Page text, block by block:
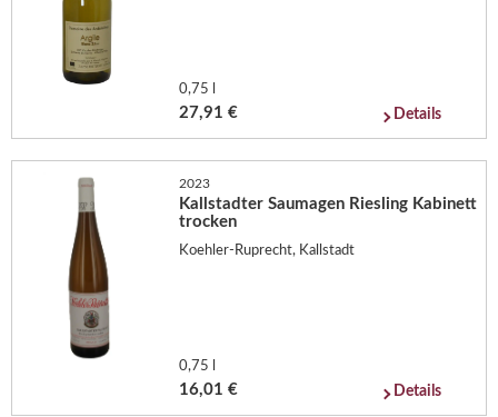
0,75 l
27,91 € Details
2023
Kallstadter Saumagen Riesling Kabinett
trocken
Koehler-Ruprecht, Kallstadt
0,75 l
16,01 € Details